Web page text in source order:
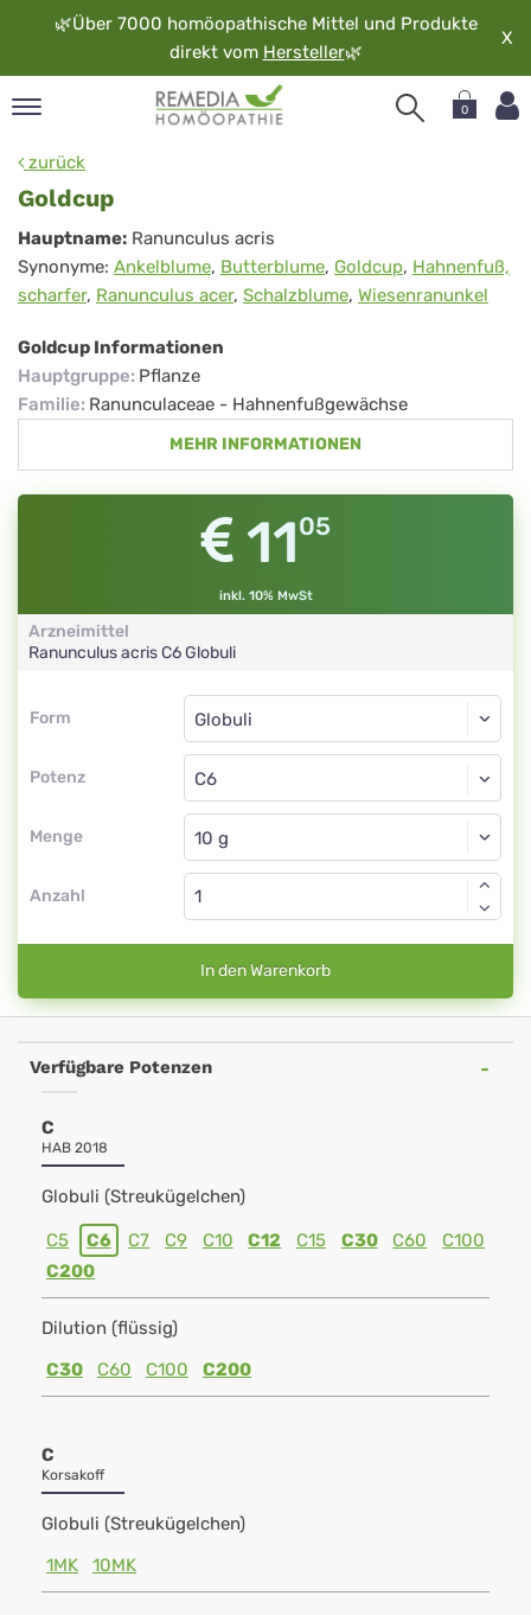
🌿Über 7000 homöopathische Mittel und Produkte
direkt vom Hersteller🌿
X
0
zurück
Goldcup
Goldcup
Hauptname: Ranunculus acris
Synonyme: Ankelblume, Butterblume, Goldcup, Hahnenfuß,
scharfer, Ranunculus acer, Schalzblume, Wiesenranunkel
Goldcup Informationen
Hauptgruppe: Pflanze
Familie: Ranunculaceae - Hahnenfußgewächse
MEHR INFORMATIONEN
1105
inkl. 10% MwSt
Arzneimittel
Ranunculus acrisC6Globuli
Form
Form
Potenz
Globuli
C6
Menge
Globuli
Anzahl
In den Warenkorb
Verfügbare Potenzen
C
HAB 2018
Globuli (Streukügelchen)
C5 C6 C7 C9 C10 C12 C15 C30 C60
C100
C200
Dilution (flüssig)
C30
C60 C100 C200
C
Korsakoff
Globuli (Streukügelchen)
1MK
10MK